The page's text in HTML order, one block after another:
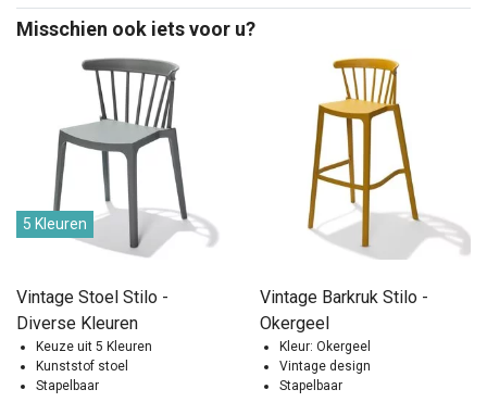
Misschien ook iets voor u?
5 Kleuren
Vintage Stoel Stilo -
Diverse Kleuren
Keuze uit 5 Kleuren
Kunststof stoel
Stapelbaar
Vintage Barkruk Stilo -
Okergeel
Kleur: Okergeel
Vintage design
Stapelbaar